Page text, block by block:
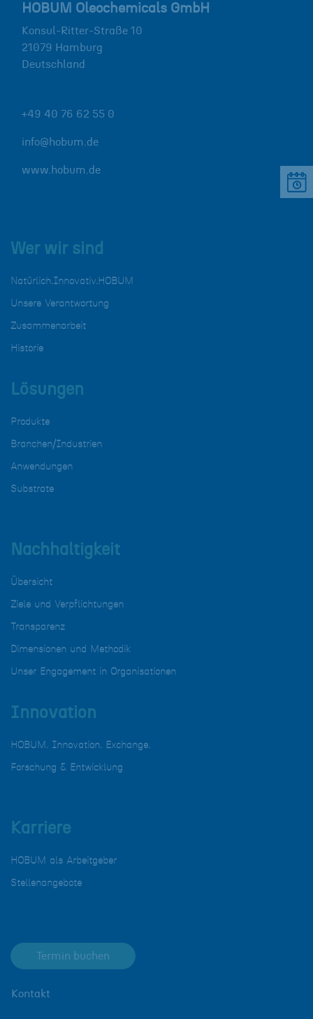
HOBUM Oleochemicals GmbH
Konsul-Ritter-Straße 10
21079 Hamburg
Deutschland
+49 40 76 62 55 0
info@hobum.de
www.hobum.de
Wer wir sind
Natürlich.Innovativ.HOBUM
Unsere Verantwortung
Zusammenarbeit
Historie
Lösungen
Produkte
Branchen/Industrien
Anwendungen
Substrate
Nachhaltigkeit
Übersicht
Ziele und Verpflichtungen
Transparenz
Dimensionen und Methodik
Unser Engagement in Organisationen
Innovation
HOBUM. Innovation. Exchange.
Forschung & Entwicklung
Karriere
HOBUM als Arbeitgeber
Stellenangebote
Termin buchen
Kontakt